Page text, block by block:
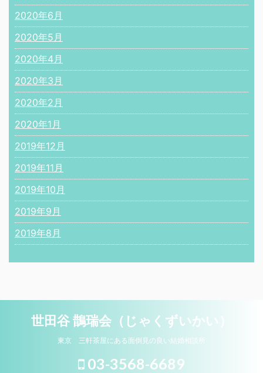
2020年6月
2020年5月
2020年4月
2020年3月
2020年2月
2020年1月
2019年12月
2019年11月
2019年10月
2019年9月
2019年8月
世田谷 鵲瑞会（じゃくずいかい）
東京 三軒茶屋にある面倒見の良い結婚相談所
03-3568-6689